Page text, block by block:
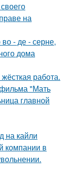
на
- де - серне,
дома
работа.
"Мать
главной
на кайли
компании в